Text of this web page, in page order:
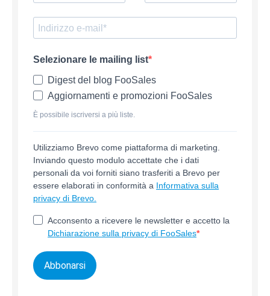
Selezionare le mailing list
Digest del blog FooSales
Aggiornamenti e promozioni FooSales
È possibile iscriversi a più liste.
Utilizziamo Brevo come piattaforma di marketing.
Inviando questo modulo accettate che i dati
personali da voi forniti siano trasferiti a Brevo per
essere elaborati in conformità a Informativa sulla
privacy di Brevo.
Acconsento a ricevere le newsletter e accetto la
Dichiarazione sulla privacy di FooSales
Abbonarsi